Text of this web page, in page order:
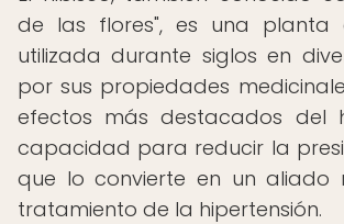
de las flores", es una planta
utilizada durante siglos en
por sus propiedades
efectos más destacados del
capacidad para reducir la
que lo convierte en un aliado
tratamiento de la hipertensión.